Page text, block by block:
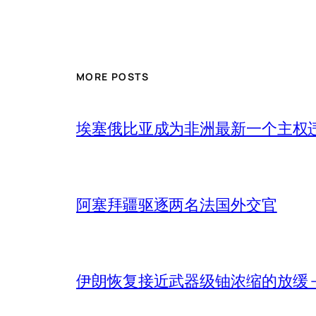
MORE POSTS
埃塞俄比亚成为非洲最新一个主权
阿塞拜疆驱逐两名法国外交官
伊朗恢复接近武器级铀浓缩的放缓